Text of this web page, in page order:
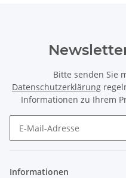
Bitte senden Sie
Datenschutzerklärung
Informationen zu Ihrem
Informationen